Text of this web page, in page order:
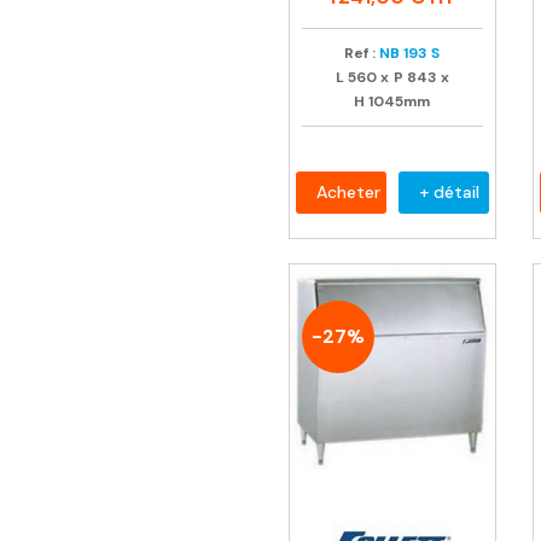
Ref : NB 193 S
L 560 x P 843 x
H 1045mm
Acheter + détail
-27%